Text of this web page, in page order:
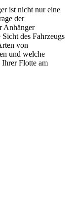
ist nicht nur eine
der
Anhänger
des Fahrzeugs
von
und welche
Flotte am